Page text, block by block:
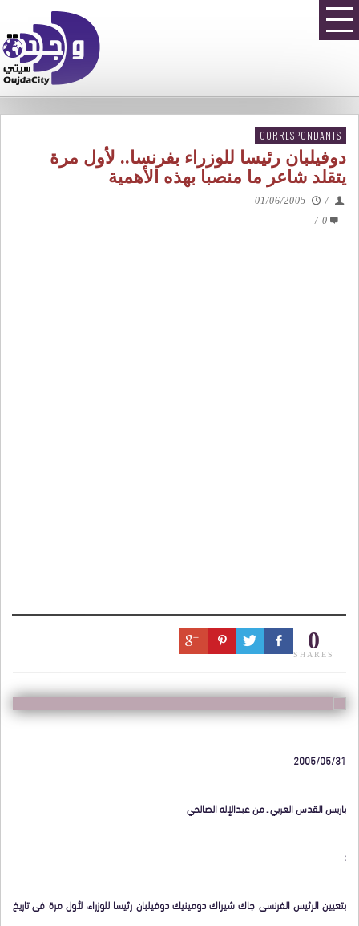
CORRESPONDANTS
دوفيلبان رئيسا للوزراء بفرنسا.. لأول مرة
يتقلد شاعر ما منصبا بهذه الأهمية
/
01/06/2005
0
/
0
SHARES
2005/05/31
باريس القدس العربي ـ من عبدالإله الصالحي
:
بتعيين الرئيس الفرنسي جاك شيراك دومينيك دوفيلبان رئيسا للوزراء، لأول مرة في تاريخ